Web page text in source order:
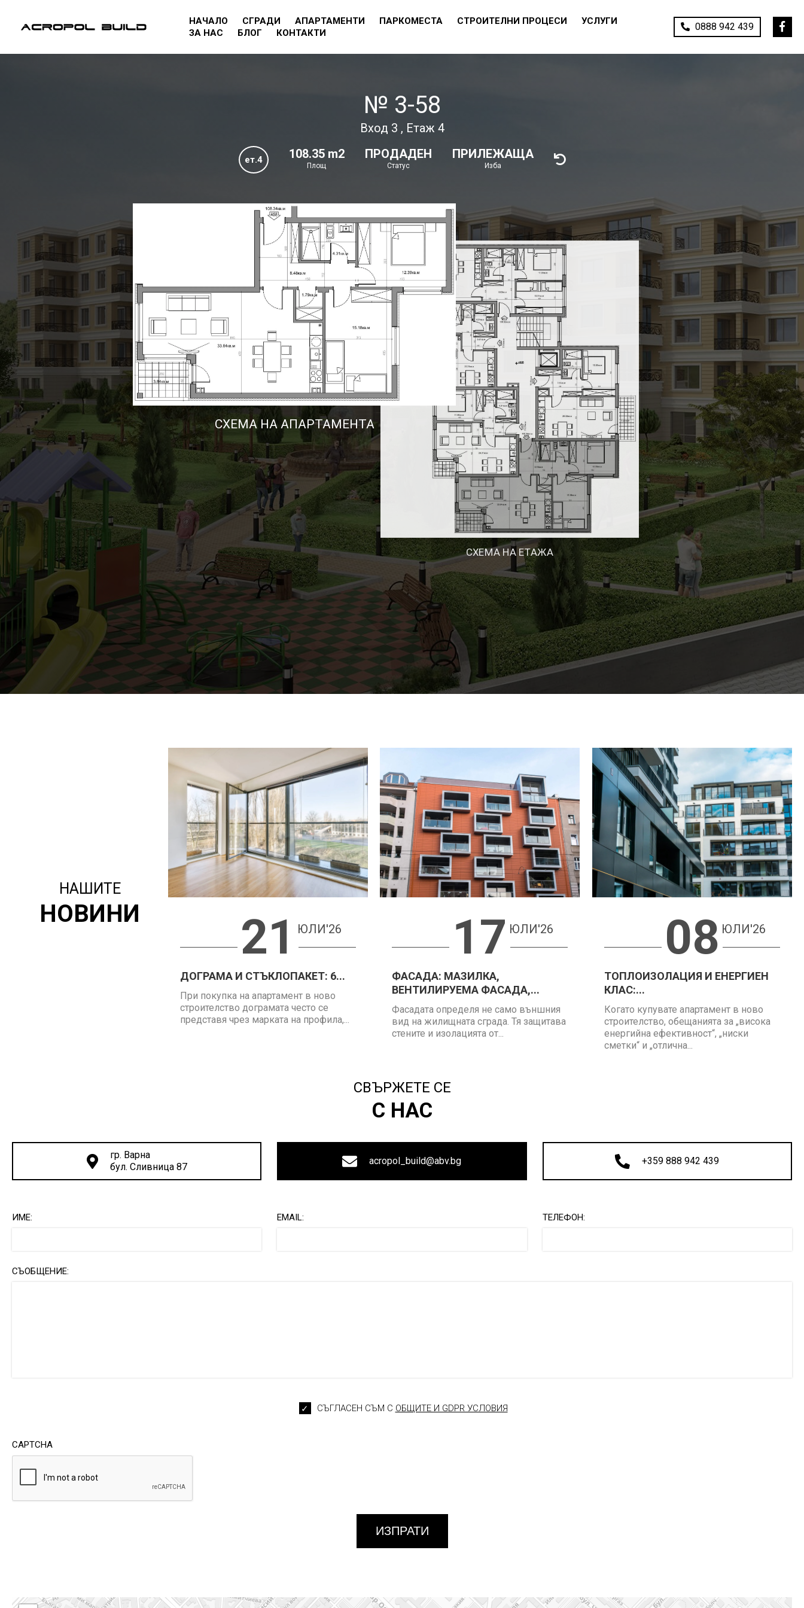
НАЧАЛО СГРАДИ АПАРТАМЕНТИ ПАРКОМЕСТА СТРОИТЕЛНИ ПРОЦЕСИ
УСЛУГИ
ЗА НАС
БЛОГ КОНТАКТИ
0888 942 439
№ 3-58
Вход 3 , Етаж 4
ет.4 108.35 m2
Площ
ПРОДАДЕН
Статус
ПРИЛЕЖАЩА
Изба
НАШИТЕ
НОВИНИ 21 ЮЛИ'26
ДОГРАМА И СТЪКЛОПАКЕТ: 6...
При покупка на апартамент в ново
строителство дограмата често се
представя чрез марката на профила,...
17 ЮЛИ'26
ФАСАДА: МАЗИЛКА,
ВЕНТИЛИРУЕМА ФАСАДА,...
Фасадата определя не само външния
вид на жилищната сграда. Тя защитава
стените и изолацията от...
08 ЮЛИ'26
ТОПЛОИЗОЛАЦИЯ И ЕНЕРГИЕН
КЛАС:...
Когато купувате апартамент в ново
строителство, обещанията за „висока
енергийна ефективност“, „ниски
сметки“ и „отлична...
СВЪРЖЕТЕ СЕ
С НАС
гр. Варна
бул. Сливница 87
acropol_build@abv.bg +359 888 942 439
ИМЕ: EMAIL: ТЕЛЕФОН:
СЪОБЩЕНИЕ:
СЪГЛАСЕН СЪМ С ОБЩИТЕ И GDPR УСЛОВИЯ
CAPTCHA
ИЗПРАТИ